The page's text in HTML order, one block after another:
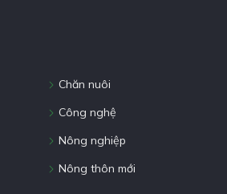
Chăn nuôi
Công nghệ
Nông nghiệp
Nông thôn mới